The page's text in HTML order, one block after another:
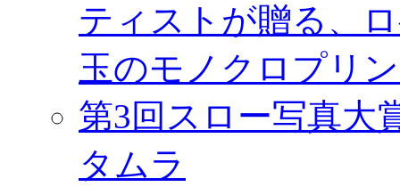
ティストが贈る、
玉のモノクロプリ
第3回スロー写真
タムラ